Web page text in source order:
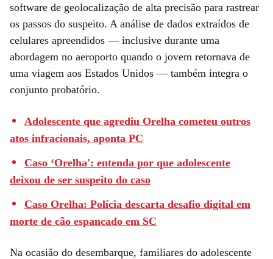
software de geolocalização de alta precisão para rastrear
os passos do suspeito. A análise de dados extraídos de
celulares apreendidos — inclusive durante uma
abordagem no aeroporto quando o jovem retornava de
uma viagem aos Estados Unidos — também integra o
conjunto probatório.
Adolescente que agrediu Orelha cometeu outros
atos infracionais, aponta PC
Caso ‘Orelha': entenda por que adolescente
deixou de ser suspeito do caso
Caso Orelha: Polícia descarta desafio digital em
morte de cão espancado em SC
Na ocasião do desembarque, familiares do adolescente